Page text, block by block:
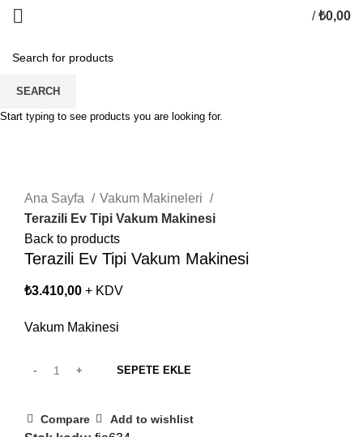
/ ₺0,00
Ana Sayfa
Vakum Makineleri
Terazili Ev Tipi Vakum Makinesi
Back to products
Terazili Ev Tipi Vakum Makinesi
₺3.410,00 + KDV
Vakum Makinesi
SEPETE EKLE
Compare Add to wishlist
SEARCH
Start typing to see products you are looking for.